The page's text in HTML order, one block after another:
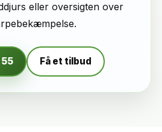
eller oversigten over
.
55 Få et tilbud